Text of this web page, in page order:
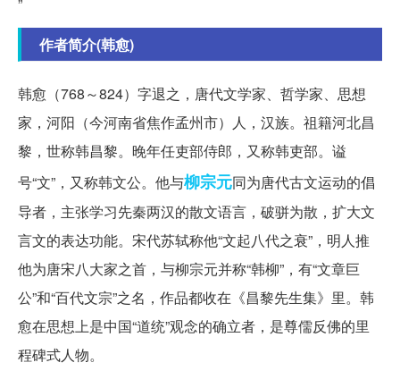
作者简介(韩愈)
韩愈（768～824）字退之，唐代文学家、哲学家、思想
家，河阳（今河南省焦作孟州市）人，汉族。祖籍河北昌
黎，世称韩昌黎。晚年任吏部侍郎，又称韩吏部。谥
号“文”，又称韩文公。他与柳宗元同为唐代古文运动的倡
导者，主张学习先秦两汉的散文语言，破骈为散，扩大文
言文的表达功能。宋代苏轼称他“文起八代之衰”，明人推
他为唐宋八大家之首，与柳宗元并称“韩柳”，有“文章巨
公”和“百代文宗”之名，作品都收在《昌黎先生集》里。韩
愈在思想上是中国“道统”观念的确立者，是尊儒反佛的里
程碑式人物。